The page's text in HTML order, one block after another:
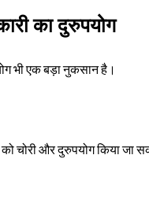
का दुरुपयोग
भी एक बड़ा नुकसान है।
को चोरी और दुरुपयोग किया जा